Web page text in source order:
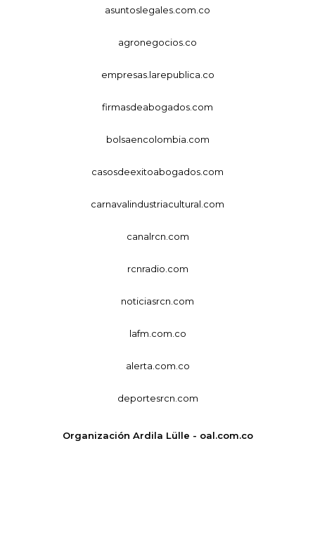
asuntoslegales.com.co
agronegocios.co
empresas.larepublica.co
firmasdeabogados.com
bolsaencolombia.com
casosdeexitoabogados.com
carnavalindustriacultural.com
canalrcn.com
rcnradio.com
noticiasrcn.com
lafm.com.co
alerta.com.co
deportesrcn.com
Organización Ardila Lülle - oal.com.co